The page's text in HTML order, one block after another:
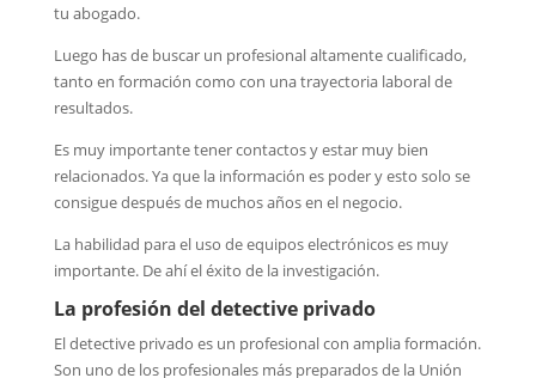
tu abogado.
Luego has de buscar un profesional altamente cualificado,
tanto en formación como con una trayectoria laboral de
resultados.
Es muy importante tener contactos y estar muy bien
relacionados. Ya que la información es poder y esto solo se
consigue después de muchos años en el negocio.
La habilidad para el uso de equipos electrónicos es muy
importante. De ahí el éxito de la investigación.
La profesión del detective privado
El detective privado es un profesional con amplia formación.
Son uno de los profesionales más preparados de la Unión